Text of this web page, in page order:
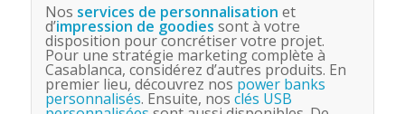
Nos services de personnalisation et
d’impression de goodies sont à votre
disposition pour concrétiser votre projet.
Pour une stratégie marketing complète à
Casablanca, considérez d’autres produits. En
premier lieu, découvrez nos power banks
personnalisés. Ensuite, nos clés USB